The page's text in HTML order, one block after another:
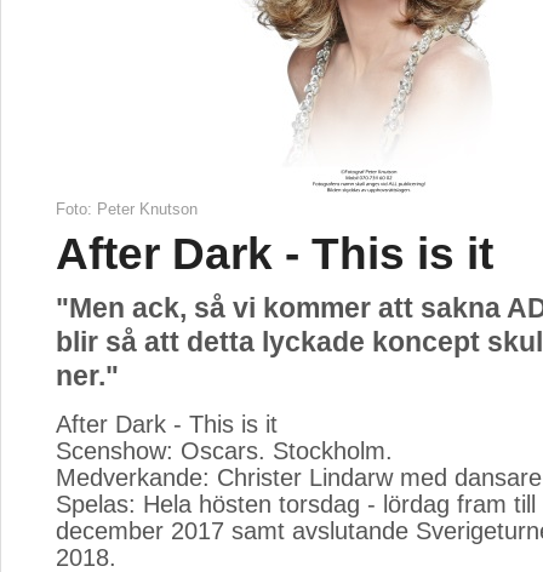
Foto: Peter Knutson
After Dark - This is it
"Men ack, så vi kommer att sakna
blir så att detta lyckade koncept
ner."
After Dark - This is it
Scenshow: Oscars. Stockholm.
Medverkande: Christer Lindarw med
Spelas: Hela hösten torsdag - lördag fram
december 2017 samt avslutande
2018.